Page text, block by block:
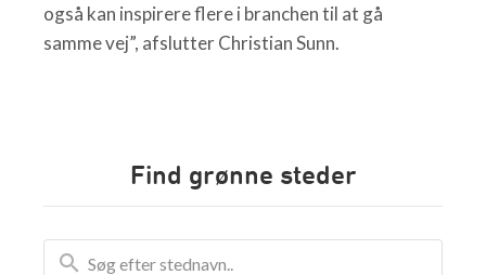
også kan inspirere flere i branchen til at gå
samme vej”, afslutter Christian Sunn.
Find grønne steder